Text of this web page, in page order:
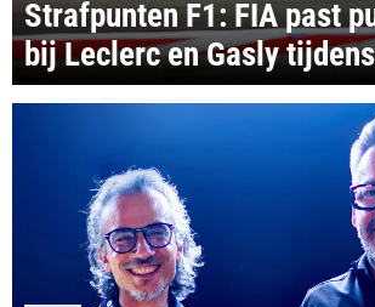
Strafpunten F1: FIA past
bij Leclerc en Gasly